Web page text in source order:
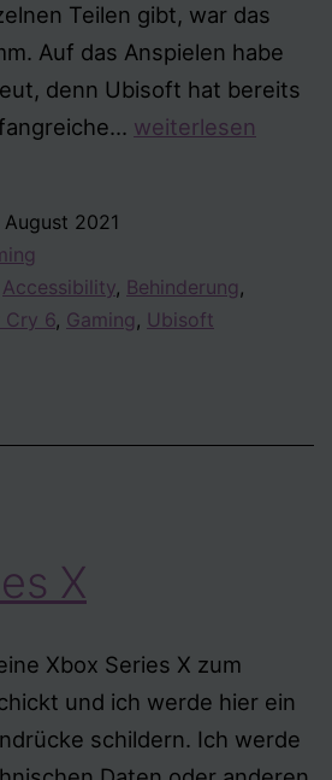
Teilen gibt, war das
Auf das Anspielen habe
denn Ubisoft hat bereits
Far
Preview
weiterlesen
August 2021
Accessibility, Behinderung,
Cry 6, Gaming, Ubisoft
X
Xbox Series X zum
und ich werde hier ein
schildern. Ich werde